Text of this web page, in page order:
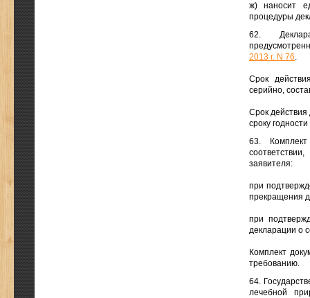
ж) наносит
процедуры
62.
2013 г. N 76.
Срок
серийно,
Срок действия
сроку
63.
заявителя:
при
прекращения
при
декларации о
Комплект
требованию.
64.
лечебной